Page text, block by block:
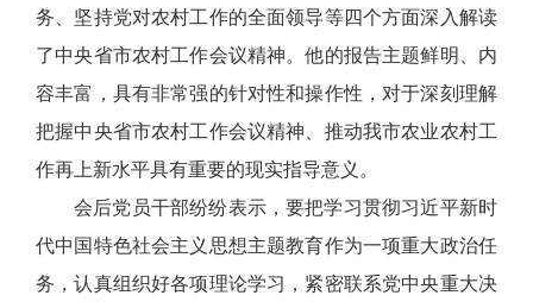
务、坚持党对农村工作的全面领导等四个方面深入解读
了中央省市农村工作会议精神。他的报告主题鲜明、内
容丰富，具有非常强的针对性和操作性，对于深刻理解
把握中央省市农村工作会议精神、推动我市农业农村工
作再上新水平具有重要的现实指导意义。
会后党员干部纷纷表示，要把学习贯彻习近平新时
代中国特色社会主义思想主题教育作为一项重大政治任
务，认真组织好各项理论学习，紧密联系党中央重大决